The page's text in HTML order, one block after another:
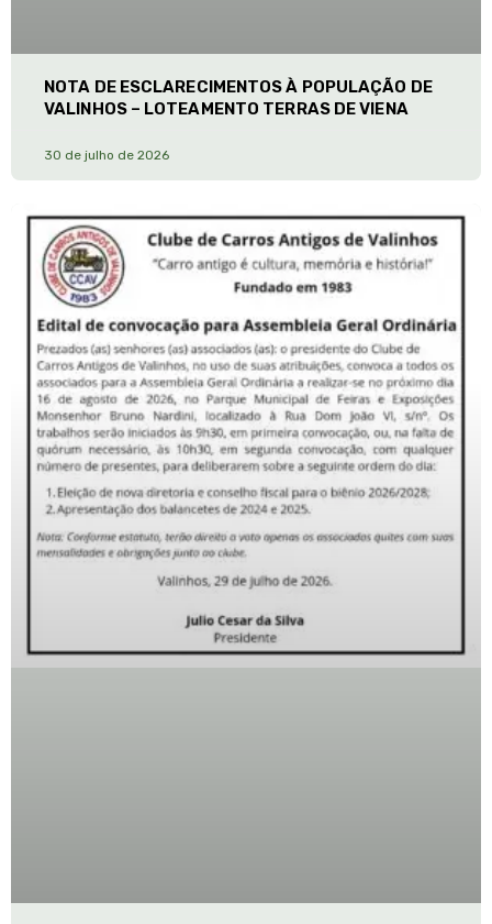
NOTA DE ESCLARECIMENTOS À POPULAÇÃO DE
VALINHOS – LOTEAMENTO TERRAS DE VIENA
30 de julho de 2026